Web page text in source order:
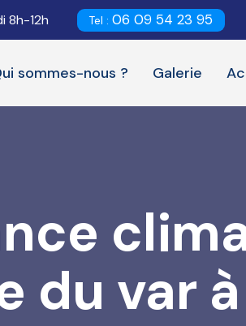
8h-12h Tel :06 09 54 23 95
sommes-nous ? Galerie
du var